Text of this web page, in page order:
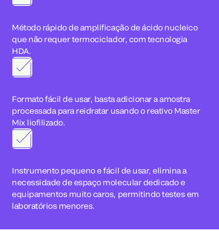
Método rápido de amplificação de ácido nucleico
que não requer termociclador, com tecnologia
HDA.
Formato fácil de usar, basta adicionar a amostra
processada para reidratar usando o reativo Master
Mix liofilizado.
Instrumento pequeno e fácil de usar, elimina a
necessidade de espaço molecular dedicado e
equipamentos muito caros, permitindo testes em
laboratórios menores.